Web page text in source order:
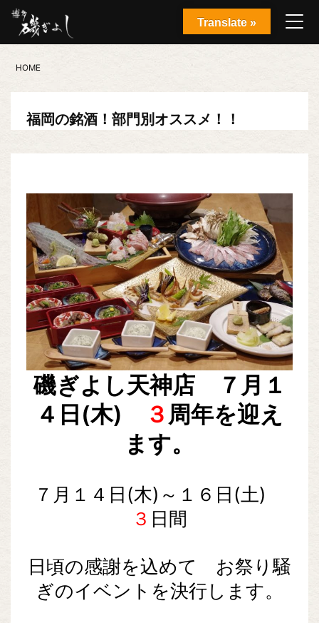
HOME
福岡の銘酒！部門別オススメ！！
磯ぎよし天神店 ７月１
４日(木)
３ 周年を迎え
ます。
７月１４日(木)～１６日(土)
３ 日間
日頃の感謝を込めて お祭り騒
ぎのイベントを決行します。
Translate »